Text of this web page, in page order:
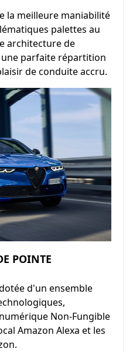
la meilleure maniabilité
palettes au
architecture de
parfaite répartition
de conduite accru.
POINTE
d'un ensemble
Non-Fungible
Amazon Alexa et les